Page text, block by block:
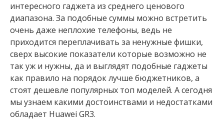
интересного гаджета из среднего ценового
диапазона. За подобные суммы можно встретить
очень даже неплохие телефоны, ведь не
приходится переплачивать за ненужные фишки,
сверх высокие показатели которые возможно не
так уж и нужны, да и выглядят подобные гаджеты
как правило на порядок лучше бюджетников, а
стоят дешевле популярных топ моделей. А сегодня
мы узнаем какими достоинствами и недостатками
обладает Huawei GR3.